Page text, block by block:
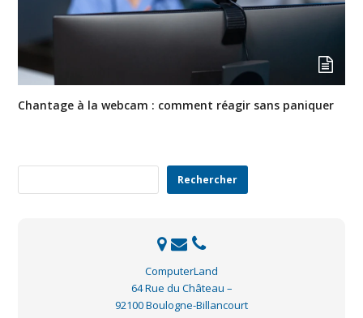
Chantage à la webcam : comment réagir sans paniquer
Rechercher
ComputerLand
64 Rue du Château –
92100 Boulogne-Billancourt